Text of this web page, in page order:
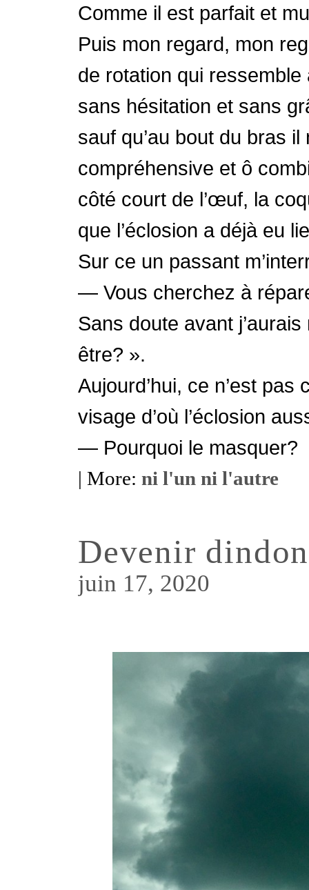
Comme il est parfait et
Puis mon regard, mon
de rotation qui
sans hésitation et sans
sauf qu’au bout du bras
compréhensive et ô
côté court de l’œuf, la
que l’éclosion a déjà eu
Sur ce un passant
— Vous cherchez à
Sans doute avant
être? ».
Aujourd’hui, ce n’est
visage d’où l’éclosion
— Pourquoi le masquer?
| More: ni l'un ni l'autre
Devenir dindon
juin 17, 2020